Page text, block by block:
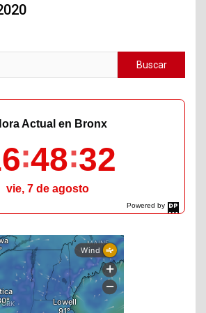
Powered by
DaysPedia.com
Actual en Bronx
48 33
vie, 7 de agosto